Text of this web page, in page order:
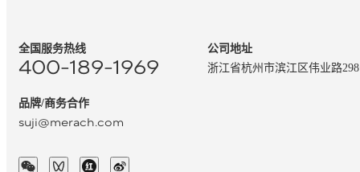
全国服务热线
400-189-1969
品牌/商务合作
suji@merach.com
公司地址
浙江省杭州市滨江区伟业路